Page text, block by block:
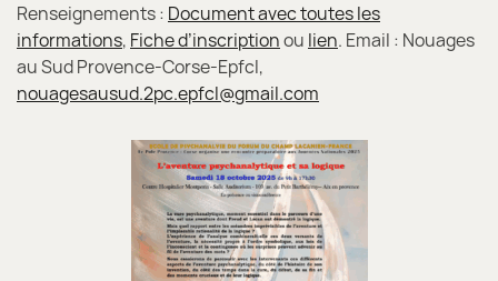
Renseignements : Document avec toutes les
informations, Fiche d’inscriptionou lien. Email : Nouages
au Sud Provence-Corse-Epfcl,
nouagesausud.2pc.epfcl@gmail.com